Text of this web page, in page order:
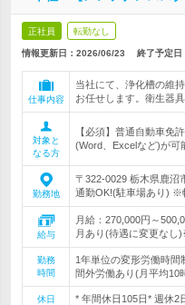
正社員 転勤なし
情報更新日：2026/06/23 終了予定日
仕事内容
当社にて、浄化槽の維
お任せします。衛生器
対象と
なる方
【必須】普通自動車免
(Word、Excelなど)が可
勤務地
〒322-0029 栃木県鹿
通勤OK!(駐車場あり) ※
給与
月給：270,000円～
月あり(待遇に変更なし
勤務
時間
1年単位の変形労働時間
間外労働あり(月平均10
休日
* 年間休日105日* 週休